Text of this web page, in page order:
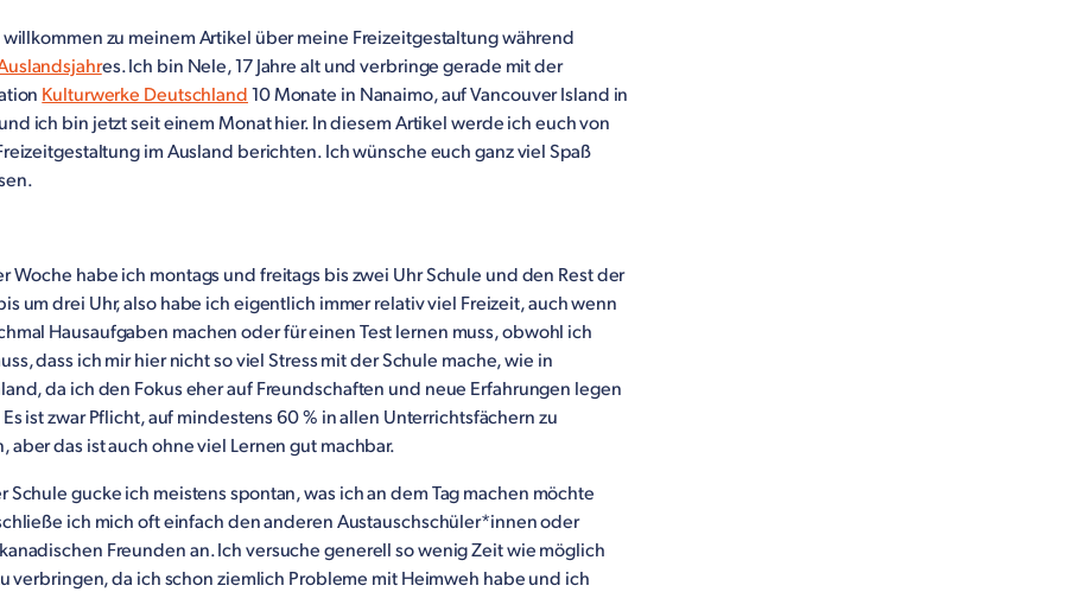
willkommen zu meinem Artikel über meine Freizeitgestaltung während
es. Ich bin Nele, 17 Jahre alt und verbringe gerade mit der
Kulturwerke Deutschland 10 Monate in Nanaimo, auf Vancouver Island in
und ich bin jetzt seit einem Monat hier. In diesem Artikel werde ich euch von
im Ausland berichten. Ich wünsche euch ganz viel Spaß
Woche habe ich montags und freitags bis zwei Uhr Schule und den Rest der
um drei Uhr, also habe ich eigentlich immer relativ viel Freizeit, auch wenn
Hausaufgaben machen oder für einen Test lernen muss, obwohl ich
dass ich mir hier nicht so viel Stress mit der Schule mache, wie in
da ich den Fokus eher auf Freundschaften und neue Erfahrungen legen
ist zwar Pflicht, auf mindestens 60 % in allen Unterrichtsfächern zu
aber das ist auch ohne viel Lernen gut machbar.
Schule gucke ich meistens spontan, was ich an dem Tag machen möchte
ich mich oft einfach den anderen Austauschschüler*innen oder
Freunden an. Ich versuche generell so wenig Zeit wie möglich
verbringen, da ich schon ziemlich Probleme mit Heimweh habe und ich